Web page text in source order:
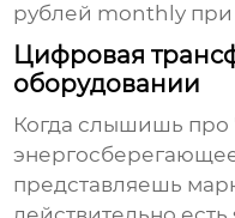
рублей monthly при
Цифровая
оборудовании
Когда слышишь про
представляешь